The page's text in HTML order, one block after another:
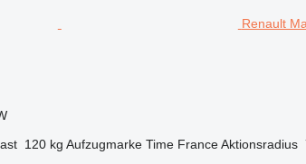
Renault
120 kg Aufzugmarke Time France Aktionsradius